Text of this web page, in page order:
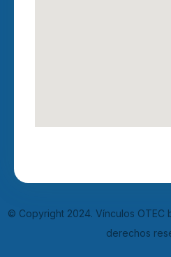
© Copyright 2024. Vínculos OTEC
derechos